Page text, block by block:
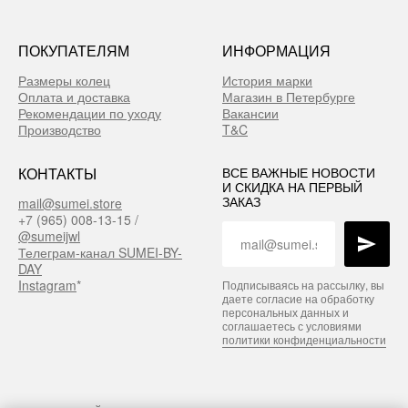
ПОКУПАТЕЛЯМ
Размеры колец
Оплата и доставка
Рекомендации по уходу
Производство
ИНФОРМАЦИЯ
История марки
Магазин в Петербурге
Вакансии
T&C
КОНТАКТЫ
mail@sumei.store
+7 (965) 008-13-15 /
@sumeijwl
Телеграм-канал SUMEI-BY-
DAY
Instagram*
ВСЕ ВАЖНЫЕ НОВОСТИ
И СКИДКА НА ПЕРВЫЙ
ЗАКАЗ
Подписываясь на рассылку, вы
даете согласие на обработку
персональных данных и
соглашаетесь с условиями
политики конфиденциальности